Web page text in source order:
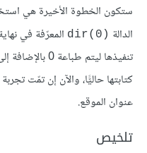
ستكون الخطوة الأخيرة هي
الدالة (dir(0 المعرّفة في
تنفيذها ليتم
كتابتها حاليًّا، والآن إن تمّت
عنوان الموقع.
تلخيص